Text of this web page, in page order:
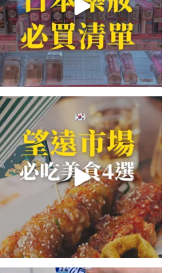
\🇰🇷韓國望遠市場4家必吃美食
😋/
💭留言「望遠市場」傳地址給你
348 59